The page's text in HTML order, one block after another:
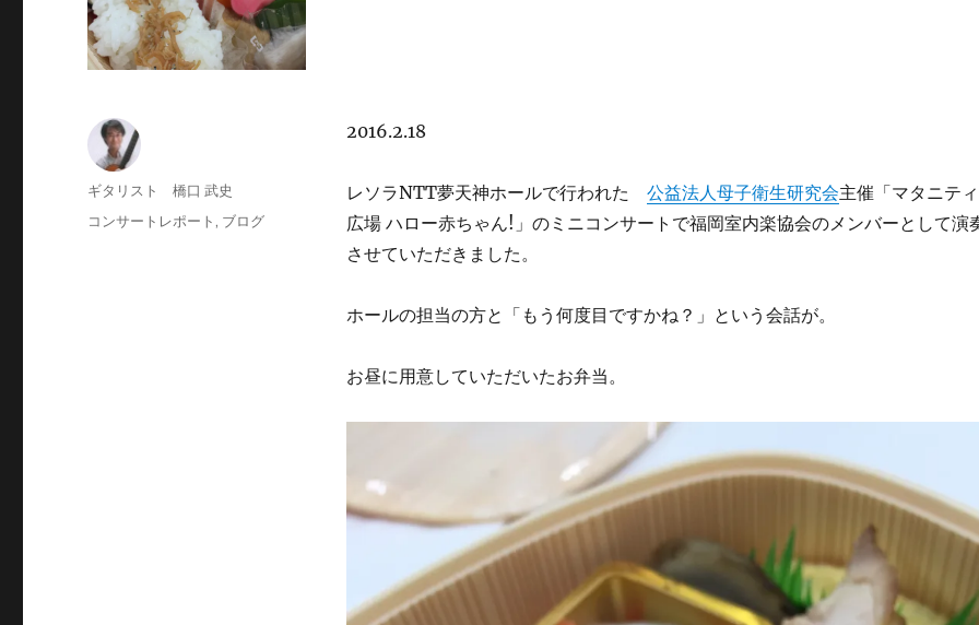
2016.2.18
レソラNTT夢天神ホールで行われた 公益法人母子衛生研究会主催「マタニティ
広場 ハロー赤ちゃん!」のミニコンサートで福岡室内楽協会のメンバーとして演
させていただきました。
ホールの担当の方と「もう何度目ですかね？」という会話が。
お昼に用意していただいたお弁当。
投
ギタリスト 橋口 武史
投
カ
コンサートレポート , ブログ